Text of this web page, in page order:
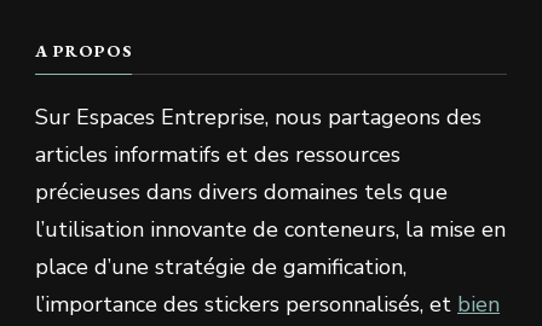
A PROPOS
Sur Espaces Entreprise, nous partageons des
articles informatifs et des ressources
précieuses dans divers domaines tels que
l’utilisation innovante de conteneurs, la mise en
place d’une stratégie de gamification,
l’importance des stickers personnalisés, et bien